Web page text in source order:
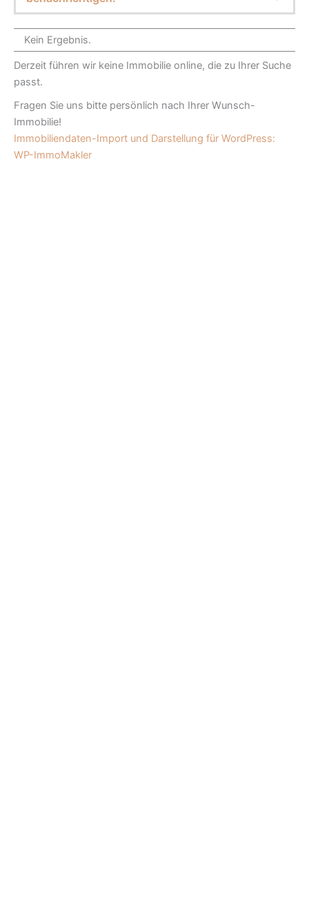
Kein Ergebnis.
Derzeit führen wir keine Immobilie online, die zu Ihrer Suche
passt.
Fragen Sie uns bitte persönlich nach Ihrer Wunsch-
Immobilie!
Immobiliendaten-Import und Darstellung für WordPress:
WP-ImmoMakler